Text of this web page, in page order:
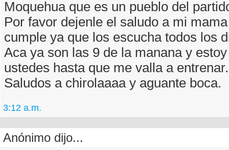
Moquehua que es un pueblo del
Por favor dejenle el saludo a mi
cumple ya que los escucha todos los
Aca ya son las 9 de la manana y
ustedes hasta que me valla a entrenar.
Saludos a chirolaaaa y aguante boca.
3:12 a.m.
Anónimo dijo...